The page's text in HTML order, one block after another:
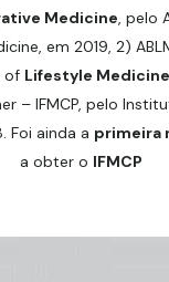
Medicine , pelo
em 2019, 2)
of Lifestyle Medicine
– IFMCP, pelo
Foi ainda a primeira
a obter o IFMCP